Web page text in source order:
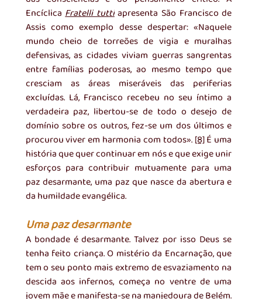
Encíclica Fratelli tutti apresenta São Francisco de
Assis como exemplo desse despertar: «Naquele
mundo cheio de torreões de vigia e muralhas
defensivas, as cidades viviam guerras sangrentas
entre famílias poderosas, ao mesmo tempo que
cresciam as áreas miseráveis das periferias
excluídas. Lá, Francisco recebeu no seu íntimo a
verdadeira paz, libertou-se de todo o desejo de
domínio sobre os outros, fez-se um dos últimos e
procurou viver em harmonia com todos». [8] É uma
história que quer continuar em nós e que exige unir
esforços para contribuir mutuamente para uma
paz desarmante, uma paz que nasce da abertura e
da humildade evangélica.
Uma paz desarmante
A bondade é desarmante. Talvez por isso Deus se
tenha feito criança. O mistério da Encarnação, que
tem o seu ponto mais extremo de esvaziamento na
descida aos infernos, começa no ventre de uma
jovem mãe e manifesta-se na manjedoura de Belém.